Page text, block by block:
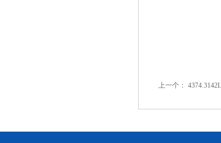
上一个：